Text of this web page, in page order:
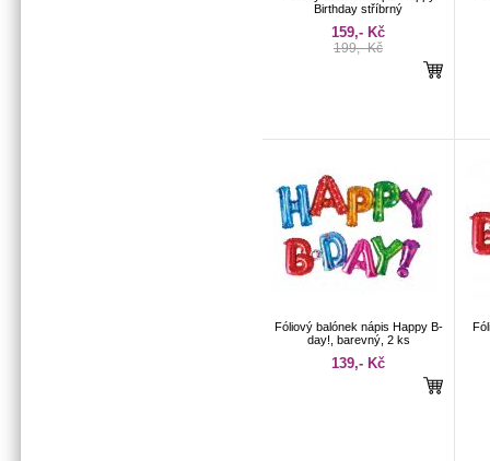
Birthday stříbrný
159,- Kč
199,- Kč
Fóliový balónek nápis Happy B-
day!, barevný, 2 ks
139,- Kč